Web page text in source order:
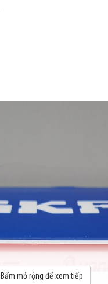
Bấm mở rộng để xem tiếp